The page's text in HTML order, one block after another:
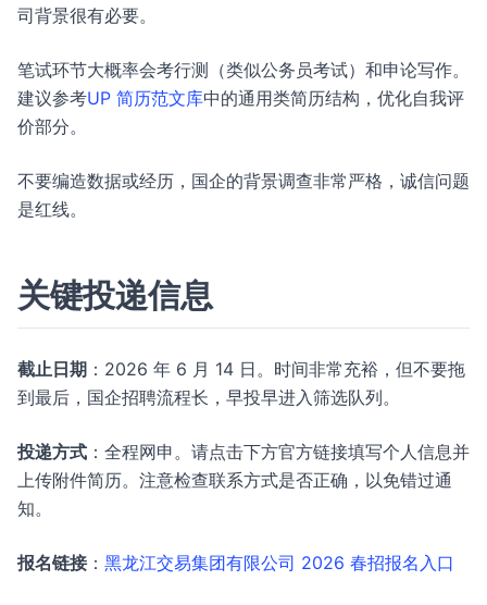
司背景很有必要。
笔试环节大概率会考行测（类似公务员考试）和申论写作。
建议参考UP 简历范文库中的通用类简历结构，优化自我评
价部分。
不要编造数据或经历，国企的背景调查非常严格，诚信问题
是红线。
关键投递信息
截止日期 ：2026 年 6 月 14 日。时间非常充裕，但不要拖
到最后，国企招聘流程长，早投早进入筛选队列。
投递方式 ：全程网申。请点击下方官方链接填写个人信息并
上传附件简历。注意检查联系方式是否正确，以免错过通
知。
报名链接： 黑龙江交易集团有限公司 2026 春招报名入口